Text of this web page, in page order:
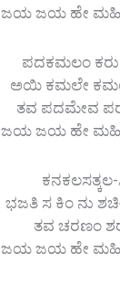
ಜಯ ಜಯ ಹೇ
ಪದಕಮಲಂ
ಅಯಿ ಕಮಲೇ
ತವ ಪದಮೇವ
ಜಯ ಜಯ ಹೇ
ಭಜತಿ ಸ ಕಿಂ ನು
ತವ ಚರಣಂ
ಜಯ ಜಯ ಹೇ